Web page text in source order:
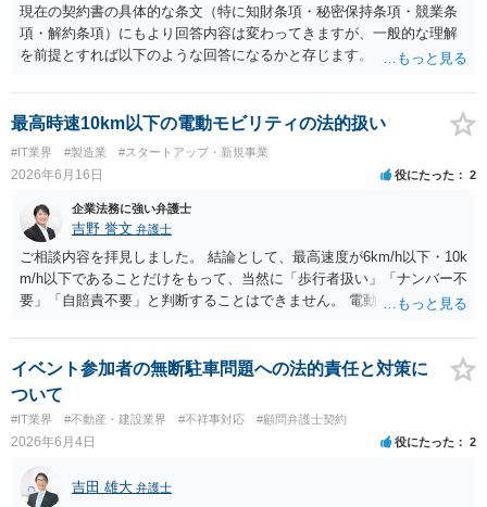
現在の契約書の具体的な条文（特に知財条項・秘密保持条項・競業条
項・解約条項）にもより回答内容は変わってきますが、一般的な理解
を前提とすれば以下のような回答になるかと存じます。 ・ツールの作
ば、相談者様が独自に開発したツールであるため知的財産が相談者様
に帰属する ・相手方の同意が得られるのであれば、契約を合意解除す
ることも可能。ただし合意解除する場合の条項については、契約書上
の他の条項との兼ね合いで不利にならないよう調整が必要 ・契約を残
す場合は、競業避止義務が契約上課されているのであれば、同業に納
品することが難しくなるケースもある。他方で契約終了後であっても
「●年間、競業避止義務が存続する」という建付けになっている場合
は、契約終了後であっても注意が必要 ということになるかと存じま
す。 ご不安であれば、契約書類等一式を持参して弁護士の相談される
ことをお勧めします。
最高時速10km以下の電動モビリティの法的扱い
#IT業界 #製造業 #スタートアップ・新規事業
2026年6月16日 役にたった 2
企業法務に強い弁護士
吉野 誉文 弁護士
ご相談内容を拝見しました。 結論として、最高速度が6km/h以下・10k
m/h以下であることだけをもって、当然に「歩行者扱い」「ナンバー不
要」「自賠責不要」と判断することはできません。 電動キックボード
付自転車または原動機付自転車に該当する可能性があります。特定小
型原動機付自転車に該当する場合、免許は不要でも、保安基準への適
合、ナンバー取得、自賠責保険加入は必要です。 WALKCARについて
は、メーカー公表情報上、警察庁・国土交通省により、一定の10km/h
以下モデルについて道路交通法上の車両に当たらず、歩行者扱いと整
理された旨が案内されています。 もっとも、これはWALKCARの構
造・形状・操作方法等を踏まえた個別整理と考えるべきで、「最高速
度10km/h以下の電動モビリティ一般がすべて歩行者扱いになる」とい
イベント参加者の無断駐車問題への法的責任と対策に
ついて
#IT業界 #不動産・建設業界 #不祥事対応 #顧問弁護士契約
2026年6月4日 役にたった 2
吉田 雄大 弁護士